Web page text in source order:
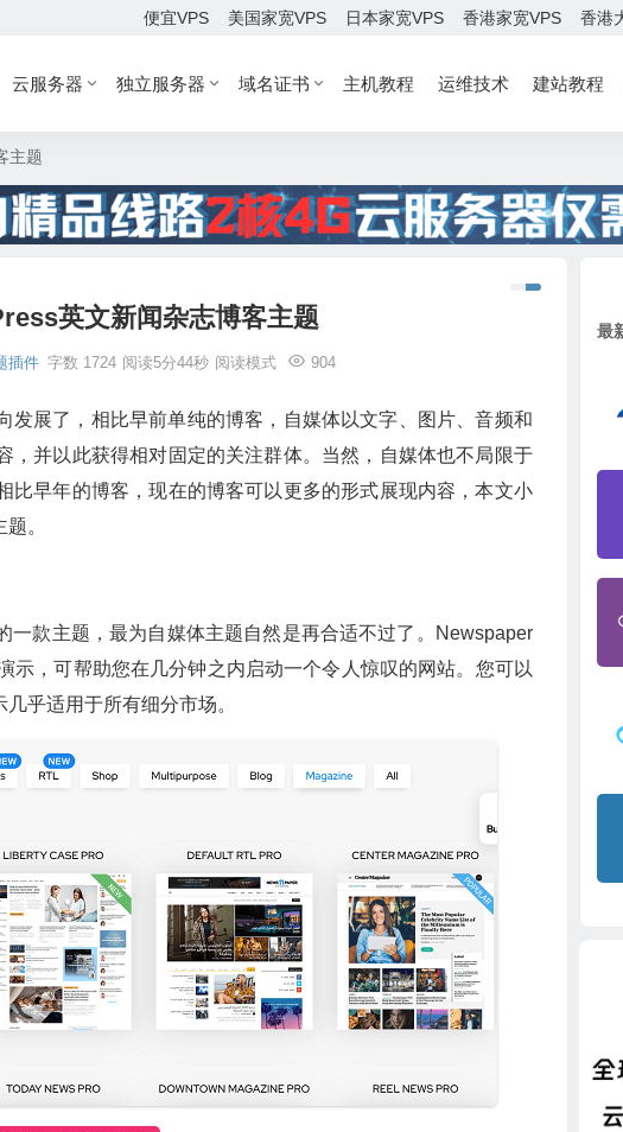
便宜VPS 美国家宽VPS 日本家宽VPS 香港家宽VPS 香港
云服务器 独立服务器 域名证书 主机教程 运维技术 建站教程
主题
英文新闻杂志博客主题
插件 904
字数 1724 阅读5分44秒 阅读模式
发展了，相比早前单纯的博客，自媒体以文字、图片、音频和
，并以此获得相对固定的关注群体。当然，自媒体也不局限于
比早年的博客，现在的博客可以更多的形式展现内容，本文小
。
一款主题，最为自媒体主题自然是再合适不过了。Newspaper
示，可帮助您在几分钟之内启动一个令人惊叹的网站。您可以
乎适用于所有细分市场。
最